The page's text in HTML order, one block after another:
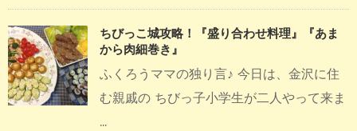
ちびっこ城攻略！『盛り合わせ料理』『あま
から肉細巻き』
ふくろうママの独り言♪ 今日は、金沢に住
む親戚の ちびっ子小学生が二人やって来ま
...